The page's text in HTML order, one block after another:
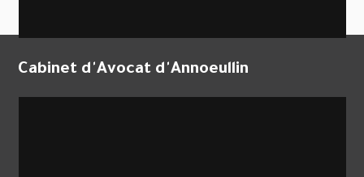
Cabinet d'Avocat d'Annoeullin